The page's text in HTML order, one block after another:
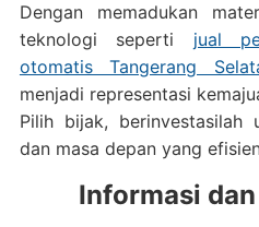
Dengan memadukan
teknologi seperti jual
otomatis Tangerang
menjadi representasi
Pilih bijak,
dan masa depan yang
Informasi